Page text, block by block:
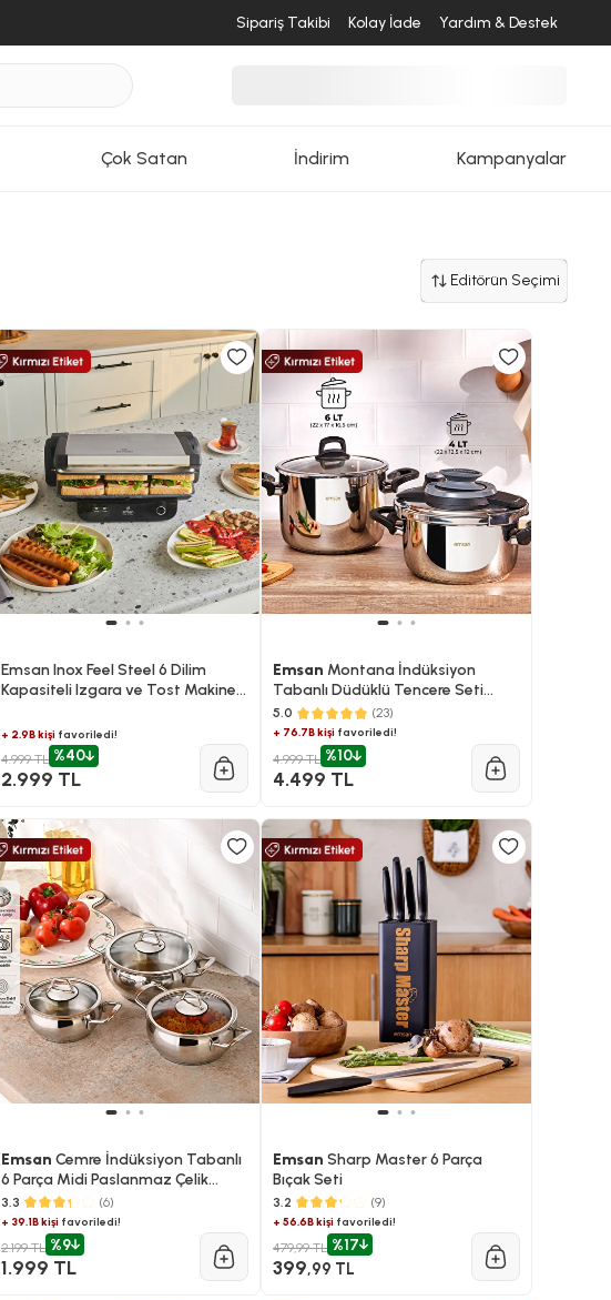
Sipariş Takibi Kolay İade Yardım & Destek
Çok Satan İndirim Kampanyalar
Editörün Seçimi
Emsan Inox Feel Steel 6 Dilim
Kapasiteli Izgara ve Tost Makinesi
+ 2.9B kişifavoriledi!
4.999 TL %40
2.999 TL
Emsan Montana İndüksiyon
Tabanlı Düdüklü Tencere Seti
Siyah Gri 4+6 Litre
5.0 (23)
+ 76.7B kişi favoriledi!
4.999 TL %10
4.499 TL
Emsan Cemre İndüksiyon Tabanlı
6 Parça Midi Paslanmaz Çelik
Tencere Seti
3.3 (6)
+ 39.1B kişifavoriledi!
2.199 TL %9
1.999 TL
Emsan Sharp Master 6 Parça
Bıçak Seti
3.2 (9)
+ 56.6B kişi favoriledi!
479,99 TL %17
399,99 TL